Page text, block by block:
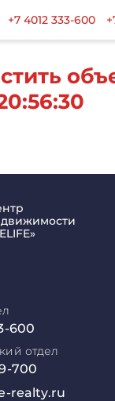
+7 4012 333-600
600
отдел
700
realty.ru